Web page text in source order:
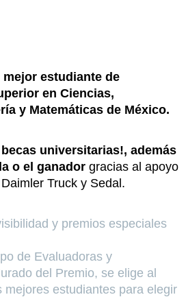
mejor estudiante de
en Ciencias,
y Matemáticas de México.
becas universitarias!, además
o el ganador gracias al apoyo
Truck y Sedal.
y premios especiales
de Evaluadoras y
del Premio, se elige al
mejores estudiantes para elegir